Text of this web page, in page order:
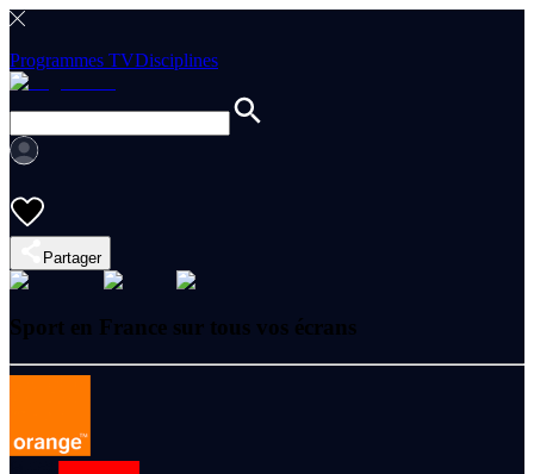
Programmes TVDisciplines
Partager
Sport en France sur tous vos écrans